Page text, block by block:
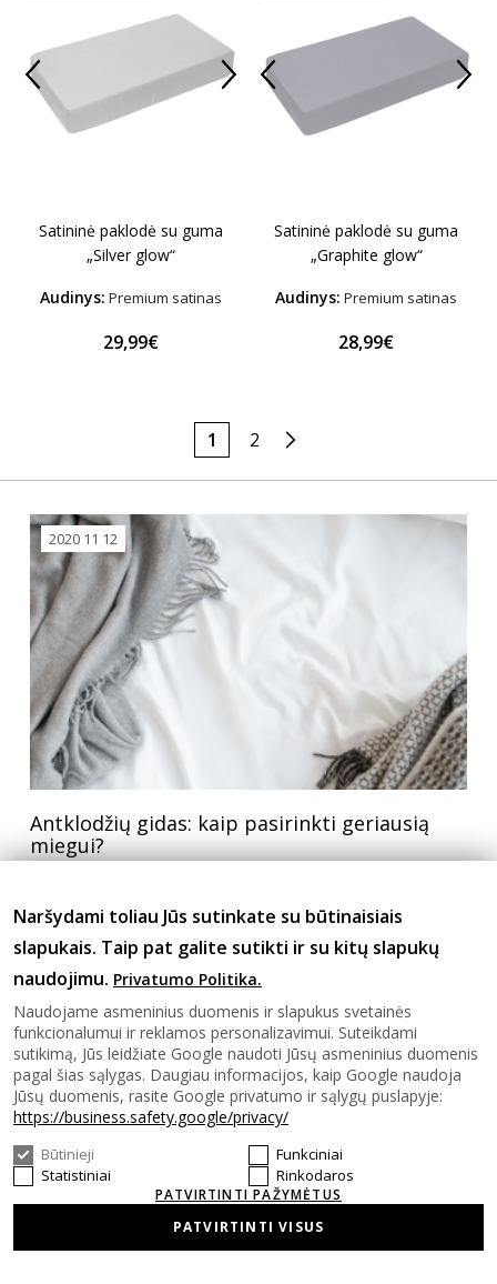
Satininė paklodė su guma
„Silver glow“
Audinys: Premium satinas
29,99€
Satininė paklodė su guma
„Graphite glow“
Audinys: Premium satinas
28,99€
1 2
2020 11 12
Antklodžių gidas: kaip pasirinkti geriausią
miegui?
Paklodės su guma: išsamus
pirkėjo vadovas
Paklodė su guma – tai modernaus miegamojo
standartas. Ji nesiskiria nuo įprastos paklodės
Naršydami toliau Jūs sutinkate su būtinaisiais
slapukais. Taip pat galite sutikti ir su kitų slapukų
naudojimu. Privatumo Politika.
Naudojame asmeninius duomenis ir slapukus svetainės
funkcionalumui ir reklamos personalizavimui. Suteikdami
sutikimą, Jūs leidžiate Google naudoti Jūsų asmeninius duomenis
pagal šias sąlygas. Daugiau informacijos, kaip Google naudoja
Jūsų duomenis, rasite Google privatumo ir sąlygų puslapyje:
https://business.safety.google/privacy/
Būtinieji
Funkciniai
Statistiniai
Rinkodaros
PATVIRTINTI PAŽYMĖTUS
PATVIRTINTI VISUS